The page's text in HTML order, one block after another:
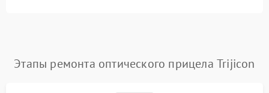
Этапы ремонта оптического прицела Trijicon